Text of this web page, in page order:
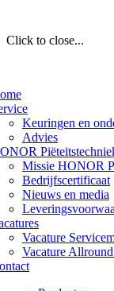
Click to close...
Keuringen en
Advies
Missie HONOR
Bedrijfscertificaat
Nieuws en media
Vacature
Vacature